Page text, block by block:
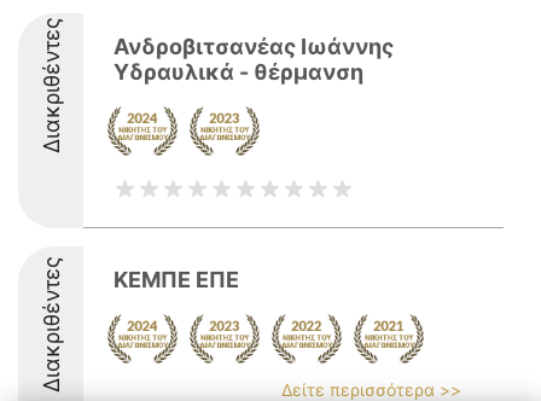
Διακριθέντες
Ανδροβιτσανέας Ιωάννης
Υδραυλικά - θέρμανση
Διακριθέντες ΚΕΜΠΕ ΕΠΕ
Δείτε περισσότερα >>